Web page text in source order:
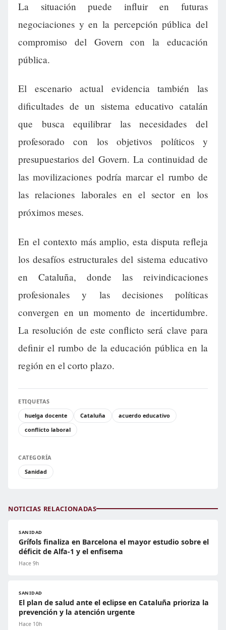
La situación puede influir en futuras
negociaciones y en la percepción pública del
compromiso del Govern con la educación
pública.
El escenario actual evidencia también las
dificultades de un sistema educativo catalán
que busca equilibrar las necesidades del
profesorado con los objetivos políticos y
presupuestarios del Govern. La continuidad de
las movilizaciones podría marcar el rumbo de
las relaciones laborales en el sector en los
próximos meses.
En el contexto más amplio, esta disputa refleja
los desafíos estructurales del sistema educativo
en Cataluña, donde las reivindicaciones
profesionales y las decisiones políticas
convergen en un momento de incertidumbre.
La resolución de este conflicto será clave para
definir el rumbo de la educación pública en la
región en el corto plazo.
ETIQUETAS
huelga docente
Cataluña
acuerdo educativo
conflicto laboral
CATEGORÍA
Sanidad
NOTICIAS RELACIONADAS
SANIDAD
Grífols finaliza en Barcelona el mayor estudio sobre el
déficit de Alfa-1 y el enfisema
Hace 9h
SANIDAD
El plan de salud ante el eclipse en Cataluña prioriza la
prevención y la atención urgente
Hace 10h